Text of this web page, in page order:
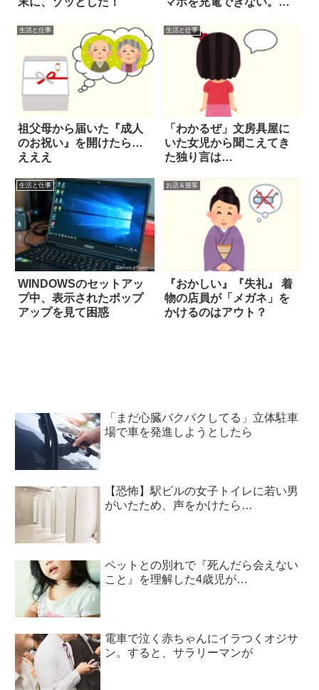
生活と仕事
祖父母から届いた『成人
のお祝い』を開けたら…
えええ
生活と仕事
「わかるぜ」文房具屋に
いた女児から聞こえてき
た独り言は…
生活と仕事
WINDOWSのセットアッ
プ中、表示されたポップ
アップを見て困惑
お店＆接客
『おかしい』『失礼』 着
物の店員が「メガネ」を
かけるのはアウト？
「まだ心臓バクバクしてる」立体駐車
場で車を発進しようとしたら
【恐怖】駅ビルの女子トイレに若い男
がいたため、声をかけたら…
ペットとの別れで『死んだら会えない
こと』を理解した4歳児が…
電車で泣く赤ちゃんにイラつくオジサ
ン。すると、サラリーマンが